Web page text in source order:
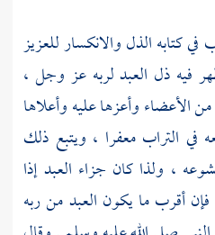
في كتابه الذل والانكسار للعزيز
فيه ذل العبد لربه عز وجل ،
وأعزها عليه وأعلاها
التراب معفرا ، ويتبع ذلك
، ولذا كان جزاء العبد إذا
فإن أقرب ما يكون العبد من ربه